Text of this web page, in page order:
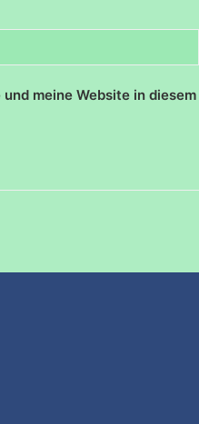
meine Website in